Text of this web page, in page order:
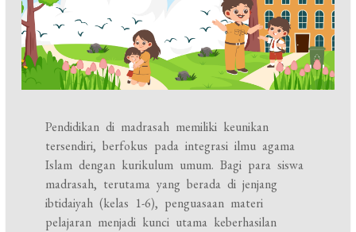
Pendidikan di madrasah memiliki keunikan
tersendiri, berfokus pada integrasi ilmu agama
Islam dengan kurikulum umum. Bagi para siswa
madrasah, terutama yang berada di jenjang
ibtidaiyah (kelas 1-6), penguasaan materi
pelajaran menjadi kunci utama keberhasilan